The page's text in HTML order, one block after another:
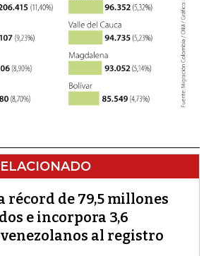
récord de 79,5 millones
e incorpora 3,6
al registro